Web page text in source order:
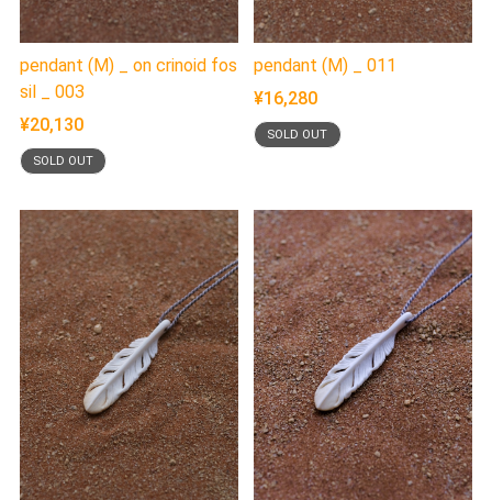
pendant (M) _ on crinoid fos
sil _ 003
¥20,130
SOLD OUT
pendant (M) _ 011
¥16,280
SOLD OUT